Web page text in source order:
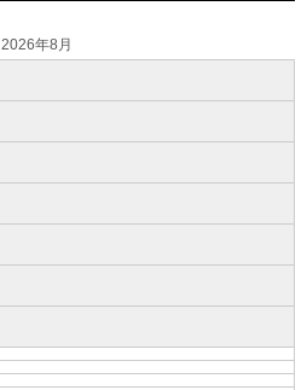
2026年8月